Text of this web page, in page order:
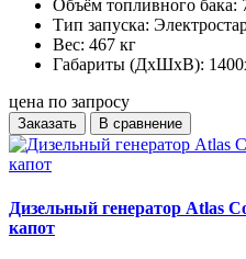
Объём топливного бака:
Тип запуска:
Вес: 467 кг
Габариты (ДхШхВ):
цена по запросу
Заказать В сравнение
Дизельный генератор Atlas
капот